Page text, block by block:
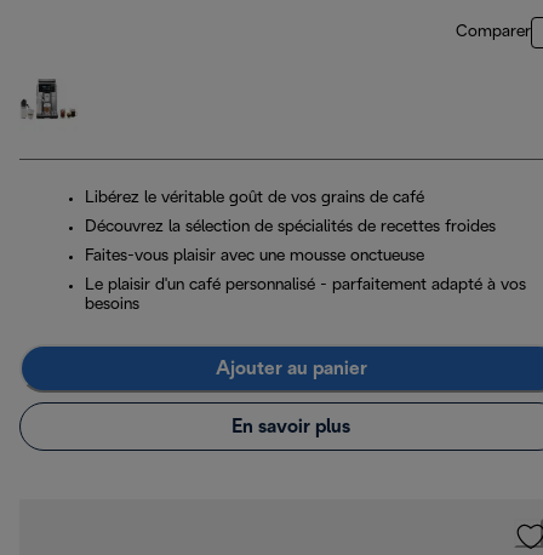
Comparer
Libérez le véritable goût de vos grains de café
Découvrez la sélection de spécialités de recettes froides
Faites-vous plaisir avec une mousse onctueuse
Le plaisir d'un café personnalisé - parfaitement adapté à vos
besoins
Ajouter au panier
En savoir plus